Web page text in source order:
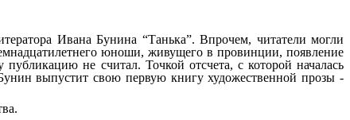
Ивана Бунина “Танька”. Впрочем, читатели могли
юноши, живущего в провинции, появление
не считал. Точкой отсчета, с которой началась
Бунин выпустит свою первую книгу художественной прозы -